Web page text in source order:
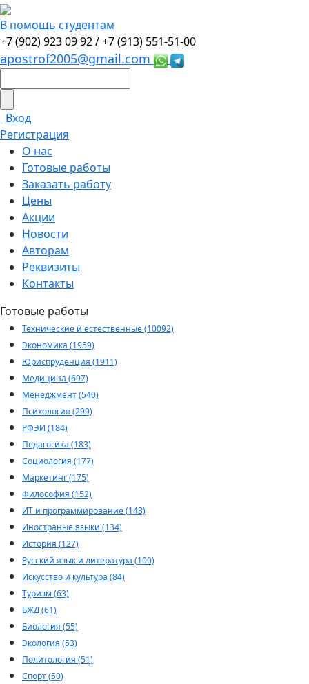
В помощь студентам
+7 (902) 923 09 92 /+7 (913) 551-51-00
apostrof2005@gmail.com
Вход
Регистрация
О нас
Готовые работы
Заказать работу
Цены
Акции
Новости
Авторам
Реквизиты
Контакты
Готовые работы
Технические и естественные (10092)
Экономика (1959)
Юриспруденция (1911)
Медицина (697)
Менеджмент (540)
Психология (299)
РФЭИ (184)
Педагогика (183)
Социология (177)
Маркетинг (175)
Философия (152)
ИТ и программирование (143)
Иностраные языки (134)
История (127)
Русский язык и литература (100)
Искусство и культура (84)
Туризм (63)
БЖД (61)
Биология (55)
Экология (53)
Политология (51)
Спорт (50)